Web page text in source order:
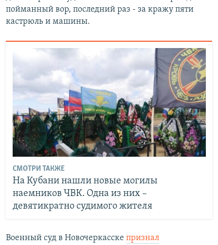
пойманный вор, последний раз - за кражу пяти
кастрюль и машины.
СМОТРИ ТАКЖЕ
На Кубани нашли новые могилы
наемников ЧВК. Одна из них –
девятикратно судимого жителя
Военный суд в Новочеркасске признал